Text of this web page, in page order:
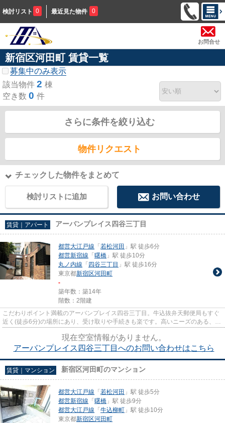
検討リスト 0 最近見た物件 0
お問合せ
新宿区河田町 賃貸一覧
募集中のみ表示
該当物件 2 棟
空き数 0 件
さらに条件を絞り込む
物件リクエスト
チェックした物件をまとめて
検討リストに追加 お問い合わせ
賃貸｜アパート アーバンプレイス四谷三丁目
都営大江戸線 「 若松河田 」駅 徒歩6分
都営新宿線 「 曙橋 」駅 徒歩10分
丸ノ内線 「 四谷三丁目 」駅 徒歩16分
東京都新宿区河田町
-
築年数：築14年
階数：2階建
こだわりポイント満載のアーバンプレイス四谷三丁目。牛込抜弁天郵便局もすぐ
近く(徒歩6分)の場所にあり、受け取りや手続きも楽です。高いニーズのある、駅
現在空室情報がありません。
アーバンプレイス四谷三丁目へのお問い合わせはこちら
賃貸｜マンション 新宿区河田町のマンション
都営大江戸線 「 若松河田 」駅 徒歩5分
都営新宿線 「 曙橋 」駅 徒歩9分
都営大江戸線 「 牛込柳町 」駅 徒歩10分
東京都新宿区河田町